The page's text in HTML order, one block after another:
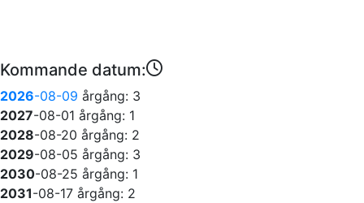
Kommande datum:
2026-08-09 årgång: 3
2027-08-01 årgång: 1
2028-08-20 årgång: 2
2029-08-05 årgång: 3
2030-08-25 årgång: 1
2031-08-17 årgång: 2